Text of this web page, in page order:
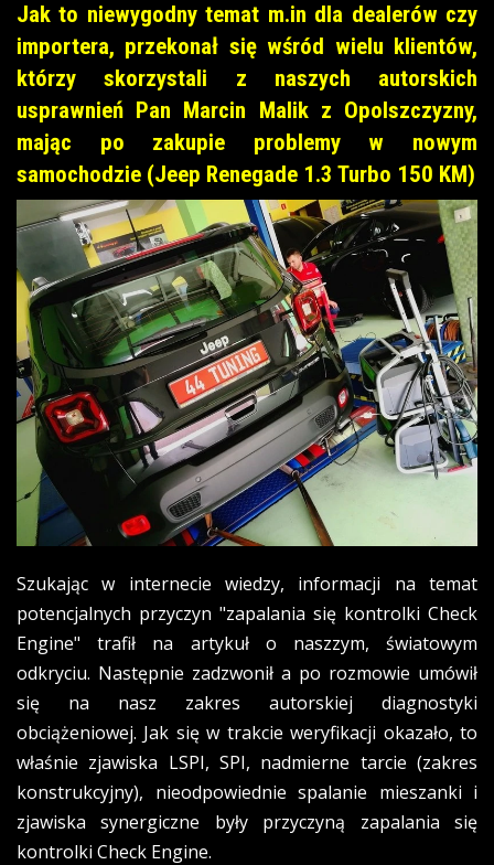
Jak to niewygodny temat m.in dla dealerów czy
importera, przekonał się wśród wielu klientów,
którzy skorzystali z naszych autorskich
usprawnień Pan Marcin Malik z Opolszczyzny,
mając po zakupie problemy w nowym
samochodzie (Jeep Renegade 1.3 Turbo 150 KM)
Szukając w internecie wiedzy, informacji na temat
potencjalnych przyczyn "zapalania się kontrolki Check
Engine" trafił na artykuł o naszzym, światowym
odkryciu. Następnie zadzwonił a po rozmowie umówił
się na nasz zakres autorskiej diagnostyki
obciążeniowej. Jak się w trakcie weryfikacji okazało, to
właśnie zjawiska LSPI, SPI, nadmierne tarcie (zakres
konstrukcyjny), nieodpowiednie spalanie mieszanki i
zjawiska synergiczne były przyczyną zapalania się
kontrolki Check Engine.